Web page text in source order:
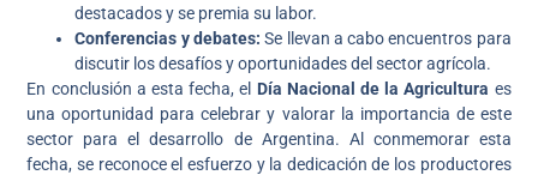
destacados y se premia su labor.
Conferencias y debates: Se llevan a cabo encuentros para
discutir los desafíos y oportunidades del sector agrícola.
En conclusión a esta fecha, el Día Nacional de la Agricultura es
una oportunidad para celebrar y valorar la importancia de este
sector para el desarrollo de Argentina. Al conmemorar esta
fecha, se reconoce el esfuerzo y la dedicación de los productores